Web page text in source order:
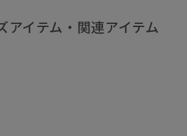
アイテム・関連アイテム